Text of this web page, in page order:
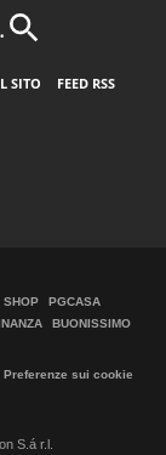
SITO
FEED RSS
SHOP
PGCASA
BUONISSIMO
Preferenze sui cookie
S.á r.l.